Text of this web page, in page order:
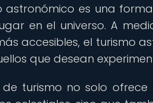
astronómico es una
en el universo. A
accesibles, el turismo
que desean
de turismo no solo